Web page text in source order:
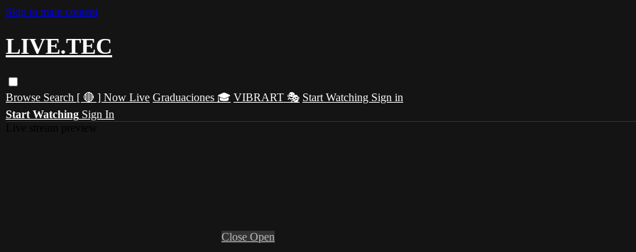
Skip to main content
LIVE.TEC
Browse Search [ 🔴 ] Now Live Graduaciones 🎓 VIBRART 🎭 Start Watching Sign in
Start Watching Sign In
Close Open